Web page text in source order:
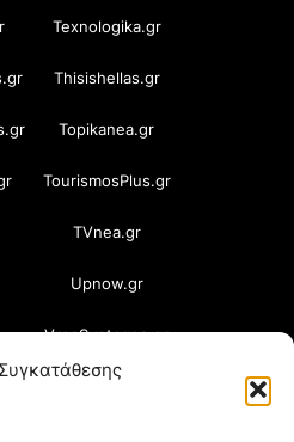
Texnologika.gr
Thisishellas.gr
Topikanea.gr
TourismosPlus.gr
TVnea.gr
Upnow.gr
VresSyntages.gr
Xristianika.gr